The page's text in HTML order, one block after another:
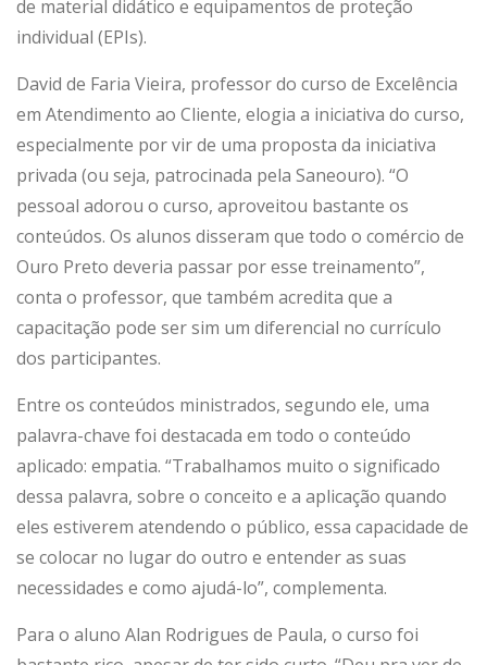
de material didático e equipamentos de proteção
individual (EPIs).
David de Faria Vieira, professor do curso de Excelência
em Atendimento ao Cliente, elogia a iniciativa do curso,
especialmente por vir de uma proposta da iniciativa
privada (ou seja, patrocinada pela Saneouro). “O
pessoal adorou o curso, aproveitou bastante os
conteúdos. Os alunos disseram que todo o comércio de
Ouro Preto deveria passar por esse treinamento”,
conta o professor, que também acredita que a
capacitação pode ser sim um diferencial no currículo
dos participantes.
Entre os conteúdos ministrados, segundo ele, uma
palavra-chave foi destacada em todo o conteúdo
aplicado: empatia. “Trabalhamos muito o significado
dessa palavra, sobre o conceito e a aplicação quando
eles estiverem atendendo o público, essa capacidade de
se colocar no lugar do outro e entender as suas
necessidades e como ajudá-lo”, complementa.
Para o aluno Alan Rodrigues de Paula, o curso foi